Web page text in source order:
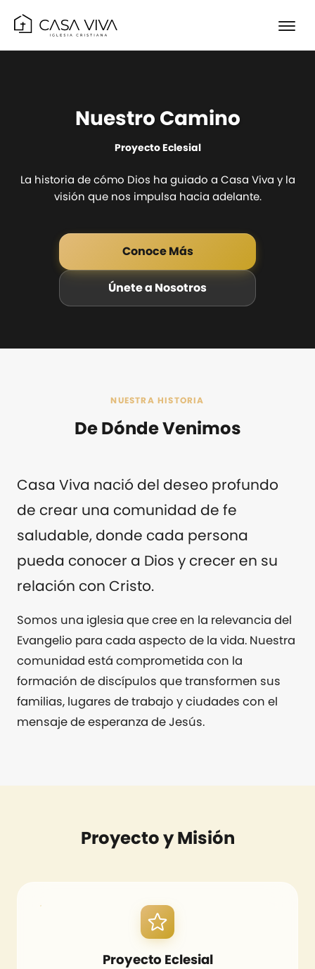
Nuestro Camino
Proyecto Eclesial
La historia de cómo Dios ha guiado a Casa Viva y la
visión que nos impulsa hacia adelante.
Conoce Más
Únete a Nosotros
NUESTRA HISTORIA
De Dónde Venimos
Casa Viva nació del deseo profundo
de crear una comunidad de fe
saludable, donde cada persona
pueda conocer a Dios y crecer en su
relación con Cristo.
Somos una iglesia que cree en la relevancia del
Evangelio para cada aspecto de la vida. Nuestra
comunidad está comprometida con la
formación de discípulos que transformen sus
familias, lugares de trabajo y ciudades con el
mensaje de esperanza de Jesús.
Proyecto y Misión
Proyecto Eclesial